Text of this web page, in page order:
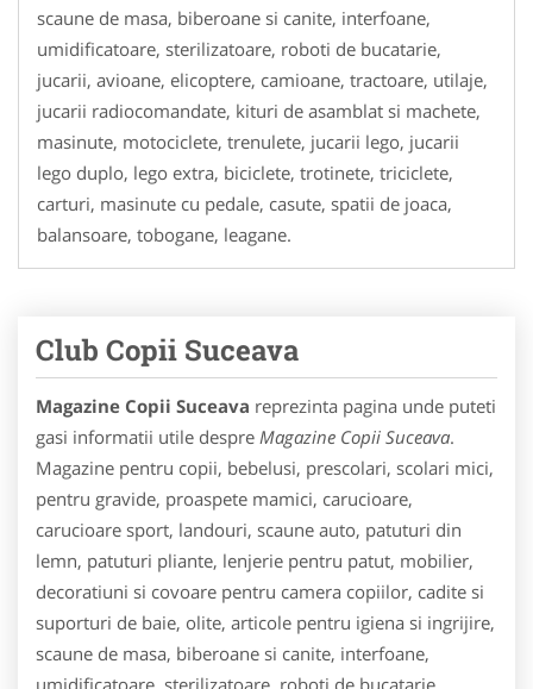
scaune de masa, biberoane si canite, interfoane,
umidificatoare, sterilizatoare, roboti de bucatarie,
jucarii, avioane, elicoptere, camioane, tractoare, utilaje,
jucarii radiocomandate, kituri de asamblat si machete,
masinute, motociclete, trenulete, jucarii lego, jucarii
lego duplo, lego extra, biciclete, trotinete, triciclete,
carturi, masinute cu pedale, casute, spatii de joaca,
balansoare, tobogane, leagane.
Club Copii Suceava
Magazine Copii Suceava reprezinta pagina unde puteti
gasi informatii utile despre Magazine Copii Suceava.
Magazine pentru copii, bebelusi, prescolari, scolari mici,
pentru gravide, proaspete mamici, carucioare,
carucioare sport, landouri, scaune auto, patuturi din
lemn, patuturi pliante, lenjerie pentru patut, mobilier,
decoratiuni si covoare pentru camera copiilor, cadite si
suporturi de baie, olite, articole pentru igiena si ingrijire,
scaune de masa, biberoane si canite, interfoane,
umidificatoare, sterilizatoare, roboti de bucatarie,